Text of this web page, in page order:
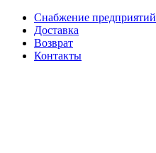
Снабжение предприятий
Доставка
Возврат
Контакты